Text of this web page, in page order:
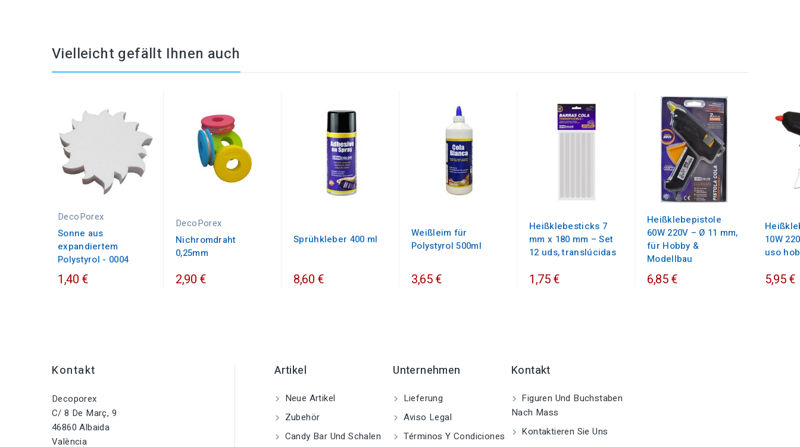
Vielleicht gefällt Ihnen auch
DecoPorex
Sonne aus
expandiertem
Polystyrol - 0004
1,40 €
DecoPorex
Nichromdraht
0,25mm
2,90 €
Sprühkleber 400 ml
8,60 €
Weißleim für
Polystyrol 500ml
3,65 €
Heißklebesticks 7
mm x 180 mm – Set
12 uds, translúcidas
1,75 €
Heißklebepistole
60W 220V – Ø 11 mm,
für Hobby &
Modellbau
6,85 €
10W
uso
5,95 €
Kontakt
Decoporex
C/ 8 De Març, 9
46860 Albaida
València
Artikel
Neue Artikel
Zubehör
Candy Bar Und Schalen
Unternehmen
Lieferung
Aviso Legal
Términos Y Condiciones
Kontakt
Figuren Und Buchstaben
Nach Mass
Kontaktieren Sie Uns